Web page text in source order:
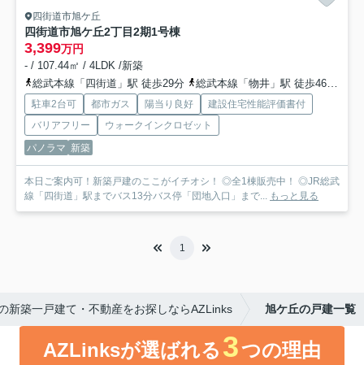
四街道市旭ケ丘
四街道市旭ケ丘2丁目2期1号棟
3,399万円
- / 107.44㎡ / 4LDK /新築
総武本線「四街道」駅 徒歩29分
総武本線「物井」駅 徒歩46分
駐車2台可 都市ガス 陽当り良好
建設住宅性能評価書付
バリアフリー
ウォークインクロゼット
パノラマ 新築
本日ご案内可！新築戸建のここがイチオシ！ ◎全1棟販売中！ ◎JR総武
線「四街道」駅までバス13分バス停「団地入口」まで... もっと見る
1
新築一戸建て・不動産をお探しならAZLinks 旭ケ丘の戸建一覧
AZLinksが選ばれる 3つの理由